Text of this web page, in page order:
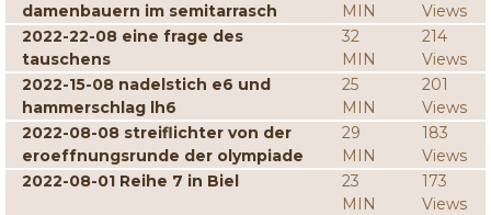
damenbauern im semitarrasch
MIN
Views
2022-22-08 eine frage des
tauschens
32
MIN
214
Views
2022-15-08 nadelstich e6 und
hammerschlag lh6
25
MIN
201
Views
2022-08-08 streiflichter von der
eroeffnungsrunde der olympiade
29
MIN
183
Views
2022-08-01 Reihe 7 in Biel
23
MIN
173
Views